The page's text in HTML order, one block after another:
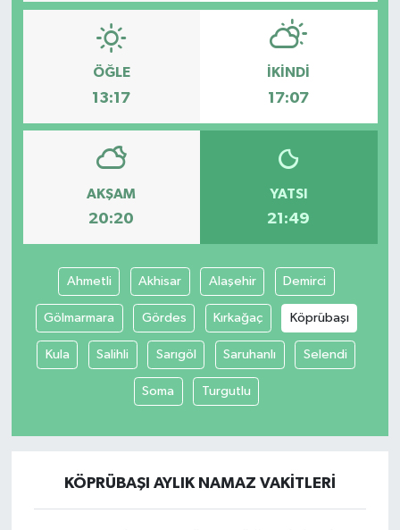
ÖĞLE
13:17
İKINDI
17:07
AKŞAM
20:20
YATSI
21:49
Ahmetli Akhisar Alaşehir Demirci
Gölmarmara Gördes Kırkağaç Köprübaşı
Kula Salihli Sarıgöl Saruhanlı Selendi
Soma Turgutlu
KÖPRÜBAŞI AYLIK NAMAZ VAKITLERI